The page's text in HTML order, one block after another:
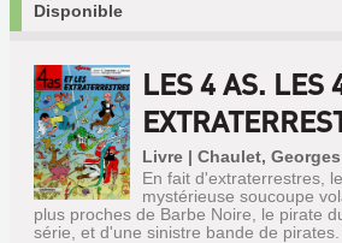
Disponible
LES 4 AS. LES
Livre | Chaulet,
En fait d'extraterrestres,
mystérieuse soucoupe
plus proches de Barbe Noire, le pirate
série, et d'une sinistre bande de pirates.